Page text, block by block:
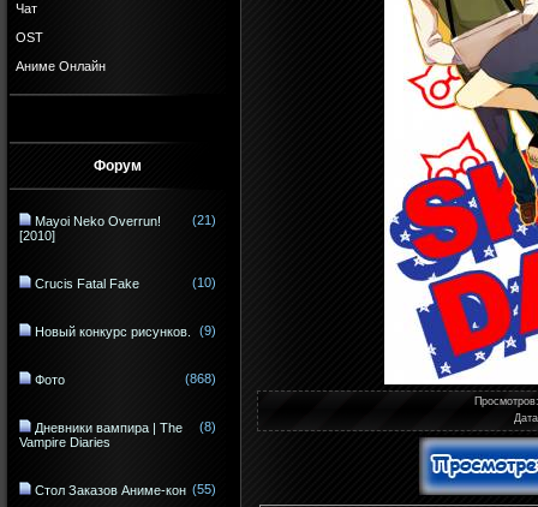
Чат
OST
Аниме Онлайн
Форум
Mayoi Neko Overrun!
[2010]
(21)
Crucis Fatal Fake (10)
Новый конкурс рисунков. (9)
Фото (868)
Дневники вампира | The
Vampire Diaries
(8)
Стол Заказов Аниме-кон (55)
Просмотров
Дата